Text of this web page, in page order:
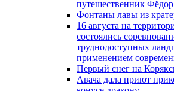
путешественник
Фонтаны лавы из
16 августа на
состоялись
труднодоступных
применением
Первый снег на
Авача дала приют